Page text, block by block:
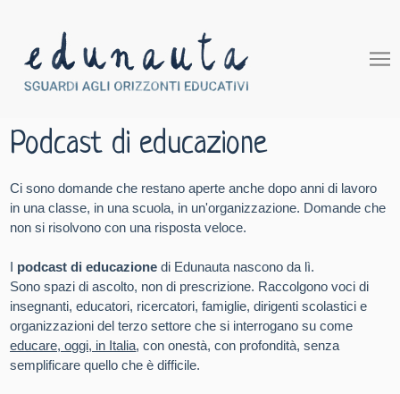
Podcast di educazione
Ci sono domande che restano aperte anche dopo anni di lavoro
in una classe, in una scuola, in un'organizzazione. Domande che
non si risolvono con una risposta veloce.
I podcast di educazionedi Edunauta nascono da lì.
Sono spazi di ascolto, non di prescrizione. Raccolgono voci di
insegnanti, educatori, ricercatori, famiglie, dirigenti scolastici e
organizzazioni del terzo settore che si interrogano su come
educare, oggi, in Italia, con onestà, con profondità, senza
semplificare quello che è difficile.